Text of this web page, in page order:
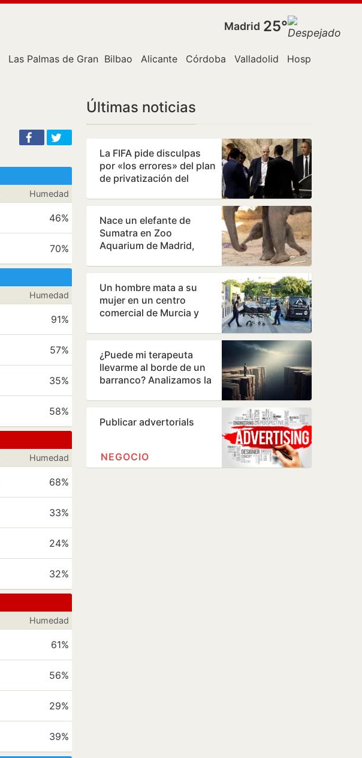
Madrid 25°
Las Palmas de Gran Canaria
Bilbao Alicante Córdoba Valladolid Hospitalet de
Humedad
46%
70%
Humedad
91%
57%
35%
58%
Humedad
68%
33%
24%
32%
Humedad
61%
56%
29%
39%
Últimas noticias
La FIFA pide disculpas
por «los errores» del plan
de privatización del
Nace un elefante de
Sumatra en Zoo
Aquarium de Madrid,
de extinción
Un hombre mata a su
mujer en un centro
comercial de Murcia y
¿Puede mi terapeuta
llevarme al borde de un
barranco? Analizamos la
Publicar advertorials
NEGOCIO